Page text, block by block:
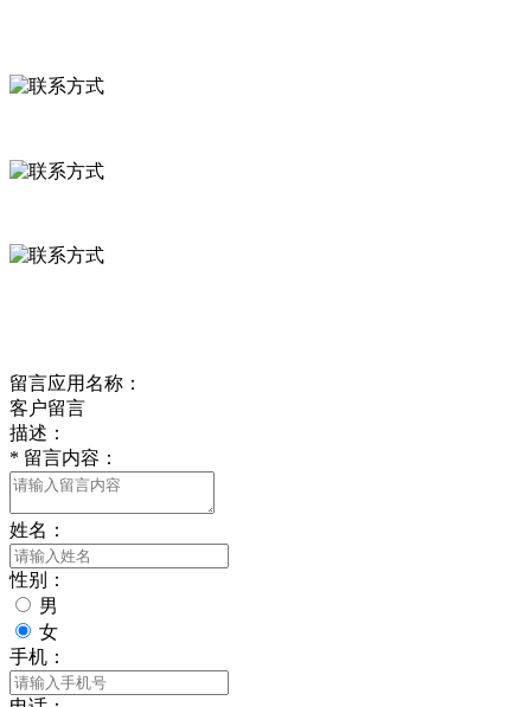
留言应用名称：
客户留言
描述：
* 留言内容：
姓名：
性别：
男
女
手机：